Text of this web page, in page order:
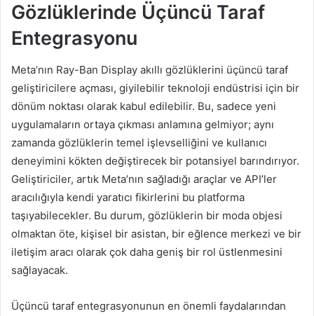
Gözlüklerinde Üçüncü Taraf
Entegrasyonu
Meta’nın Ray-Ban Display akıllı gözlüklerini üçüncü taraf
geliştiricilere açması, giyilebilir teknoloji endüstrisi için bir
dönüm noktası olarak kabul edilebilir. Bu, sadece yeni
uygulamaların ortaya çıkması anlamına gelmiyor; aynı
zamanda gözlüklerin temel işlevselliğini ve kullanıcı
deneyimini kökten değiştirecek bir potansiyel barındırıyor.
Geliştiriciler, artık Meta’nın sağladığı araçlar ve API’ler
aracılığıyla kendi yaratıcı fikirlerini bu platforma
taşıyabilecekler. Bu durum, gözlüklerin bir moda objesi
olmaktan öte, kişisel bir asistan, bir eğlence merkezi ve bir
iletişim aracı olarak çok daha geniş bir rol üstlenmesini
sağlayacak.
Üçüncü taraf entegrasyonunun en önemli faydalarından